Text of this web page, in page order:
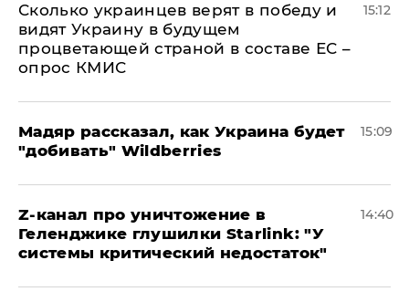
Сколько украинцев верят в победу и
видят Украину в будущем
процветающей страной в составе ЕС –
опрос КМИС
15:12
Мадяр рассказал, как Украина будет
"добивать" Wildberries
15:09
Z-канал про уничтожение в
Геленджике глушилки Starlink: "У
системы критический недостаток"
14:40